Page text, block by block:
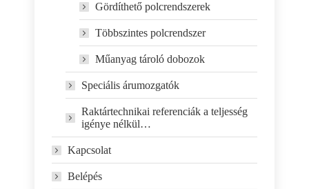
Gördíthető polcrendszerek
Többszintes polcrendszer
Műanyag tároló dobozok
Speciális árumozgatók
Raktártechnikai referenciák a teljesség
igénye nélkül…
Kapcsolat
Belépés